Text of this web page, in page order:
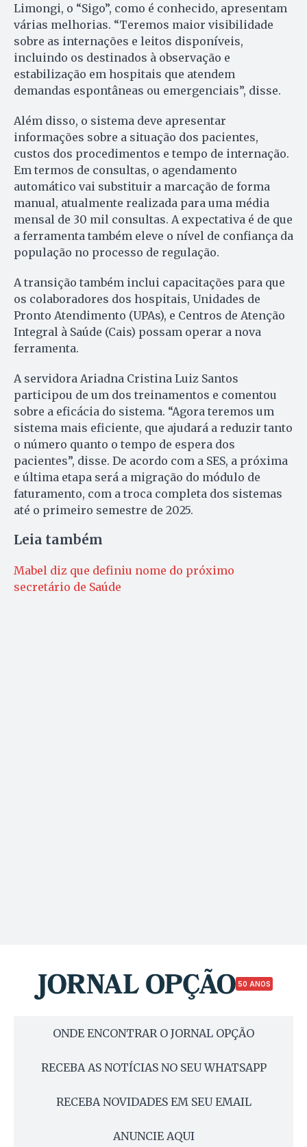
Limongi, o “Sigo”, como é conhecido, apresentam
várias melhorias. “Teremos maior visibilidade
sobre as internações e leitos disponíveis,
incluindo os destinados à observação e
estabilização em hospitais que atendem
demandas espontâneas ou emergenciais”, disse.
Além disso, o sistema deve apresentar
informações sobre a situação dos pacientes,
custos dos procedimentos e tempo de internação.
Em termos de consultas, o agendamento
automático vai substituir a marcação de forma
manual, atualmente realizada para uma média
mensal de 30 mil consultas. A expectativa é de que
a ferramenta também eleve o nível de confiança da
população no processo de regulação.
A transição também inclui capacitações para que
os colaboradores dos hospitais, Unidades de
Pronto Atendimento (UPAs), e Centros de Atenção
Integral à Saúde (Cais) possam operar a nova
ferramenta.
A servidora Ariadna Cristina Luiz Santos
participou de um dos treinamentos e comentou
sobre a eficácia do sistema. “Agora teremos um
sistema mais eficiente, que ajudará a reduzir tanto
o número quanto o tempo de espera dos
pacientes”, disse. De acordo com a SES, a próxima
e última etapa será a migração do módulo de
faturamento, com a troca completa dos sistemas
até o primeiro semestre de 2025.
Leia também
Mabel diz que definiu nome do próximo
secretário de Saúde
50 ANOS
ONDE ENCONTRAR O JORNAL OPÇÃO
RECEBA AS NOTÍCIAS NO SEU WHATSAPP
RECEBA NOVIDADES EM SEU EMAIL
ANUNCIE AQUI